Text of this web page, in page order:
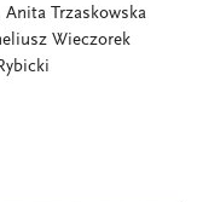
Trzaskowska
Wieczorek